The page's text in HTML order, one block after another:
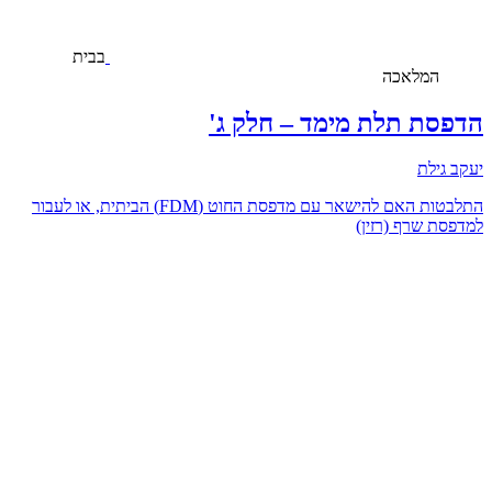
בבית
המלאכה
הדפסת תלת מימד – חלק ג'
יעקב גילת
התלבטות האם להישאר עם מדפסת החוט (FDM) הביתית, או לעבור
למדפסת שרף (רזין)